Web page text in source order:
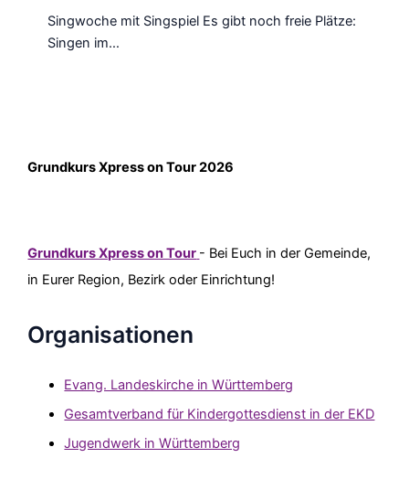
Singwoche mit Singspiel Es gibt noch freie Plätze:
Singen im…
Grundkurs Xpress on Tour 2026
Grundkurs Xpress on Tour - Bei Euch in der Gemeinde,
in Eurer Region, Bezirk oder Einrichtung!
Organisationen
Evang. Landeskirche in Württemberg
Gesamtverband für Kindergottesdienst in der EKD
Jugendwerk in Württemberg